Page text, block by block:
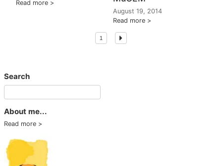
Read more
August 19, 2014
Read more
1
Search
About me...
Read more